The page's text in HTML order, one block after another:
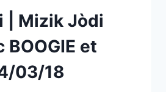
| Mizik Jòdi
BOOGIE et
03/18